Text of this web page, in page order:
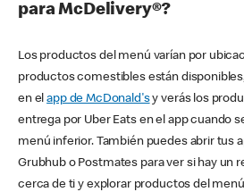
para McDelivery®?
Los productos del menú varían por
productos comestibles están
en elapp de McDonald'sy verás los
entrega por Uber Eats en el app cuando
menú inferior. También puedes abrir tus
Grubhub o Postmates para ver si hay un
cerca de ti y explorar productos del